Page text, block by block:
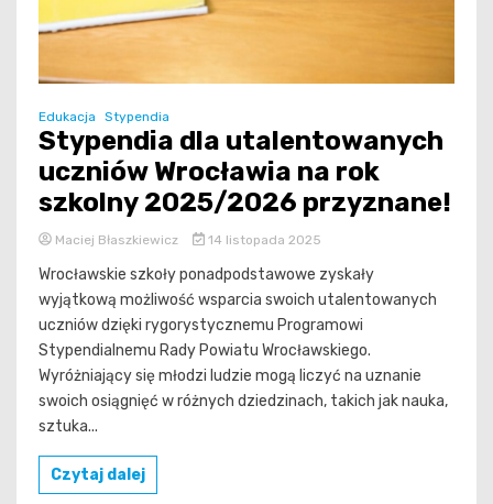
Edukacja Stypendia
Stypendia dla utalentowanych
uczniów Wrocławia na rok
szkolny 2025/2026 przyznane!
Maciej Błaszkiewicz 14 listopada 2025
Wrocławskie szkoły ponadpodstawowe zyskały
wyjątkową możliwość wsparcia swoich utalentowanych
uczniów dzięki rygorystycznemu Programowi
Stypendialnemu Rady Powiatu Wrocławskiego.
Wyróżniający się młodzi ludzie mogą liczyć na uznanie
swoich osiągnięć w różnych dziedzinach, takich jak nauka,
sztuka...
Czytaj dalej